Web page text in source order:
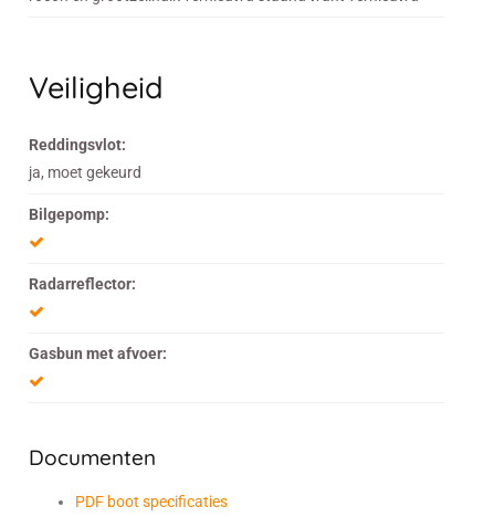
Veiligheid
Reddingsvlot:
ja, moet gekeurd
Bilgepomp:
Radarreflector:
Gasbun met afvoer:
Documenten
PDF boot specificaties